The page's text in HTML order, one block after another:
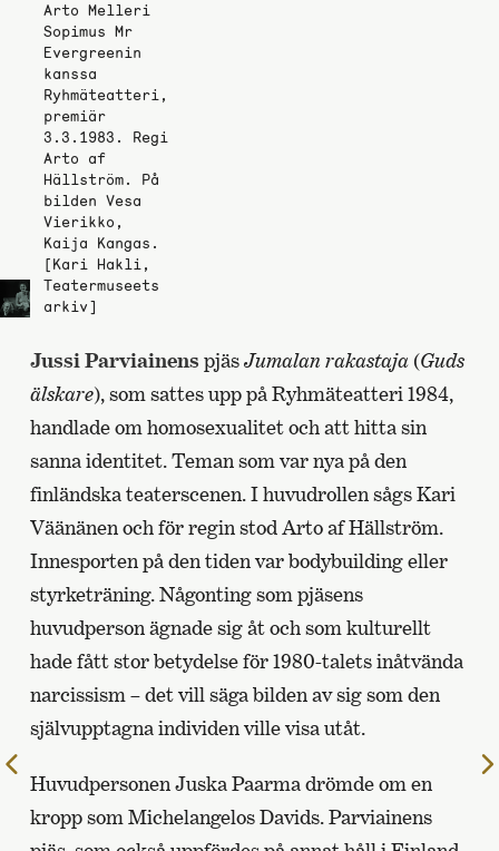
Arto Melleri
Sopimus Mr
Evergreenin
kanssa
Ryhmäteatteri,
premiär
3.3.1983. Regi
Arto af
Hällström. På
bilden Vesa
Vierikko,
Kaija Kangas.
[Kari Hakli,
Teatermuseets
arkiv]
Jussi Parviainens pjäsJumalan rakastaja(Guds
älskare), som sattes upp på Ryhmäteatteri 1984,
handlade om homosexualitet och att hitta sin
sanna identitet. Teman som var nya på den
finländska teaterscenen. I huvudrollen sågs Kari
Väänänen och för regin stod Arto af Hällström.
Innesporten på den tiden var bodybuilding eller
styrketräning. Någonting som pjäsens
huvudperson ägnade sig åt och som kulturellt
hade fått stor betydelse för 1980-talets inåtvända
narcissism – det vill säga bilden av sig som den
självupptagna individen ville visa utåt.
Huvudpersonen Juska Paarma drömde om en
kropp som Michelangelos Davids. Parviainens
föregående
sida